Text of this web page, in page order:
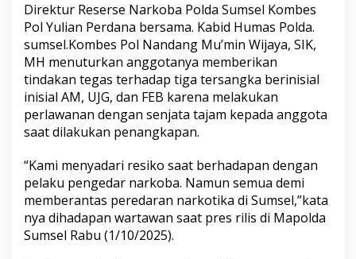
Direktur Reserse Narkoba Polda Sumsel Kombes
Pol Yulian Perdana bersama. Kabid Humas Polda.
sumsel.Kombes Pol Nandang Mu’min Wijaya, SIK,
MH menuturkan anggotanya memberikan
tindakan tegas terhadap tiga tersangka berinisial
inisial AM, UJG, dan FEB karena melakukan
perlawanan dengan senjata tajam kepada anggota
saat dilakukan penangkapan.
“Kami menyadari resiko saat berhadapan dengan
pelaku pengedar narkoba. Namun semua demi
memberantas peredaran narkotika di Sumsel,”kata
nya dihadapan wartawan saat pres rilis di Mapolda
Sumsel Rabu (1/10/2025).